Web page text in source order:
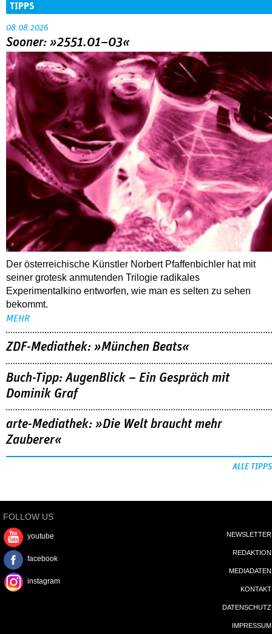
TIPPS
08.08.2026
Sooner: »2551.01–03«
Der österreichische Künstler Norbert Pfaffenbichler hat mit
seiner grotesk anmutenden Trilogie radikales
Experimentalkino entworfen, wie man es selten zu sehen
bekommt.
MEHR
ZDF-Mediathek: »München Beats«
Buch-Tipp: AugenBlick – Ein Gespräch mit
Dominik Graf
arte-Mediathek: »Die Welt braucht mehr
Zauberer«
ALLE TIPPS
FOLLOW US
youtube
facebook
instagram
NEWSLETTER
REDAKTION
MEDIADATEN
KONTAKT
DATENSCHUTZ
IMPRESSUM